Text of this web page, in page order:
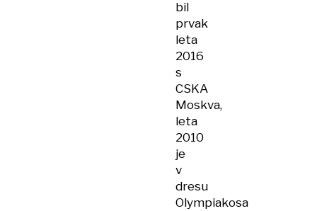
bil
prvak
leta
2016
s
CSKA
Moskva,
leta
2010
je
v
dresu
Olympiakosa